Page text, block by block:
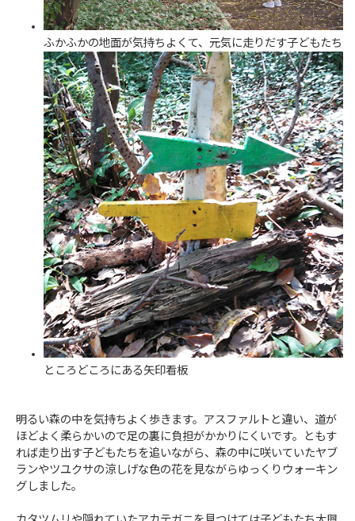
ふかふかの地面が気持ちよくて、元気に走りだす子どもたち
ところどころにある矢印看板
明るい森の中を気持ちよく歩きます。アスファルトと違い、道が
ほどよく柔らかいので足の裏に負担がかかりにくいです。ともす
れば走り出す子どもたちを追いながら、森の中に咲いていたヤブ
ランやツユクサの涼しげな色の花を見ながらゆっくりウォーキン
グしました。